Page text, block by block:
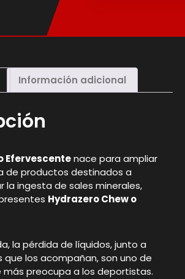
Información adicional
Efervescentenace para ampliar
de productos destinados a
la ingesta de sales minerales,
Hydrazero Chew o
la pérdida de líquidos, junto a
los acompañan, son uno de
preocupa a los deportistas.